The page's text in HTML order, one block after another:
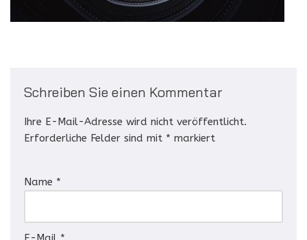
Schreiben Sie einen Kommentar
Ihre E-Mail-Adresse wird nicht veröffentlicht.
Erforderliche Felder sind mit * markiert
Name *